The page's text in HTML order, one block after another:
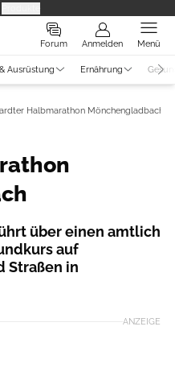
Forum Anmelden Menü
Ausrüstung Ernährung
Halbmarathon Mönchengladbach
über einen amtlich
auf
Straßen in
ANZEIGE